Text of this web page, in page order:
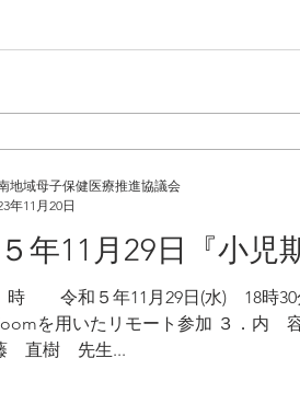
年11月29日『小児
令和５年11月29日(水) 18時30
を用いたリモート参加 ３．内 容 講
直樹 先生...
地域母子保健医療推進協議会
年11月20日